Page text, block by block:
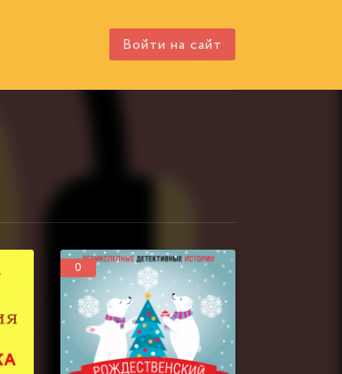
Войти на сайт
0